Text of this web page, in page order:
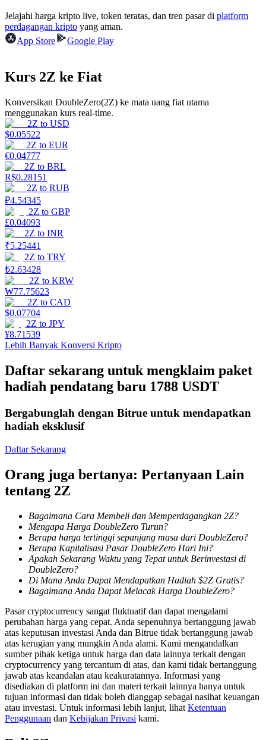
Dapatkan imbalan kompetitif setiap hari
Mempertaruhkan
Pengembalian tinggi & akses instan
Launchpool
Staking fleksibel untuk mendapatkan token populer
Penguncian BTR
Investasi eksklusif untuk pemegang BTR
Pinjaman
Layanan pinjaman yang didukung Crypto
Jelajahi harga kripto live, token teratas, dan tren pasar di platform
perdagangan kripto yang aman.
App Store
Google Play
Kurs 2Z ke Fiat
Konversikan DoubleZero(2Z) ke mata uang fiat utama
menggunakan kurs real-time.
2Z to USD
$0.05522
2Z to EUR
€0.04777
2Z to BRL
R$0.28151
2Z to RUB
₽4.54345
2Z to GBP
£0.04093
2Z to INR
₹5.25441
2Z to TRY
₺2.63428
2Z to KRW
₩77.75623
2Z to CAD
$0.07704
2Z to JPY
¥8.71539
Lebih Banyak Konversi Kripto
Daftar sekarang untuk mengklaim paket
hadiah pendatang baru 1788 USDT
Bergabunglah dengan Bitrue untuk mendapatkan
hadiah eksklusif
Daftar Sekarang
Orang juga bertanya: Pertanyaan Lain
tentang 2Z
Bagaimana Cara Membeli dan Memperdagangkan 2Z?
Mengapa Harga DoubleZero Turun?
Berapa harga tertinggi sepanjang masa dari DoubleZero?
Berapa Kapitalisasi Pasar DoubleZero Hari Ini?
Apakah Sekarang Waktu yang Tepat untuk Berinvestasi di
DoubleZero?
Di Mana Anda Dapat Mendapatkan Hadiah $2Z Gratis?
Bagaimana Anda Dapat Melacak Harga DoubleZero?
Pasar cryptocurrency sangat fluktuatif dan dapat mengalami
perubahan harga yang cepat. Anda sepenuhnya bertanggung jawab
atas keputusan investasi Anda dan Bitrue tidak bertanggung jawab
atas kerugian yang mungkin Anda alami. Kami mengandalkan
sumber pihak ketiga untuk harga dan data lainnya terkait dengan
cryptocurrency yang tercantum di atas, dan kami tidak bertanggung
jawab atas keandalan atau keakuratannya. Informasi yang
disediakan di platform ini dan materi terkait lainnya hanya untuk
tujuan informasi dan tidak boleh dianggap sebagai nasihat keuangan
atau investasi. Untuk informasi lebih lanjut, lihat Ketentuan
Penggunaan dan Kebijakan Privasi kami.